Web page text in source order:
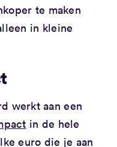
te maken
in kleine
werkt aan een
in de hele
euro die je aan